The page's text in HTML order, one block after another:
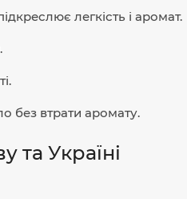
легкість і аромат.
без втрати аромату.
та Україні